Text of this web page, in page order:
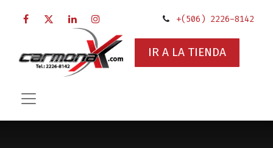
+(506) 2226-8142
IR A LA TIENDA